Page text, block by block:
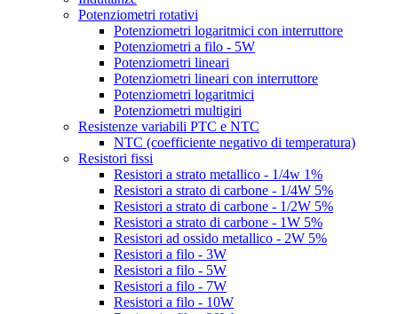
Potenziometri rotativi
Potenziometri logaritmici con interruttore
Potenziometri a filo - 5W
Potenziometri lineari
Potenziometri lineari con interruttore
Potenziometri logaritmici
Potenziometri multigiri
Resistenze variabili PTC e NTC
NTC (coefficiente negativo di temperatura)
Resistori fissi
Resistori a strato metallico - 1/4w 1%
Resistori a strato di carbone - 1/4W 5%
Resistori a strato di carbone - 1/2W 5%
Resistori a strato di carbone - 1W 5%
Resistori ad ossido metallico - 2W 5%
Resistori a filo - 3W
Resistori a filo - 5W
Resistori a filo - 7W
Resistori a filo - 10W